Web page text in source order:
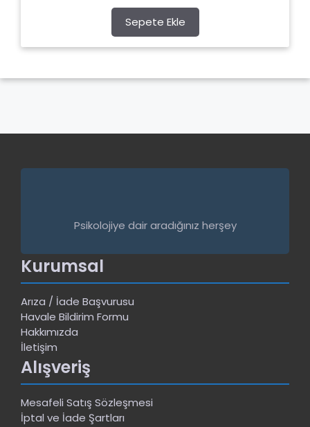
t
o
f
5
Sepete Ekle
Psikolojiye dair aradığınız herşey
Kurumsal
Arıza / İade Başvurusu
Havale Bildirim Formu
Hakkımızda
İletişim
Alışveriş
Mesafeli Satış Sözleşmesi
İptal ve İade Şartları